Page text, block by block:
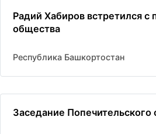
Радий Хабиров встретился с
общества
Республика Башкортостан
Заседание Попечительского